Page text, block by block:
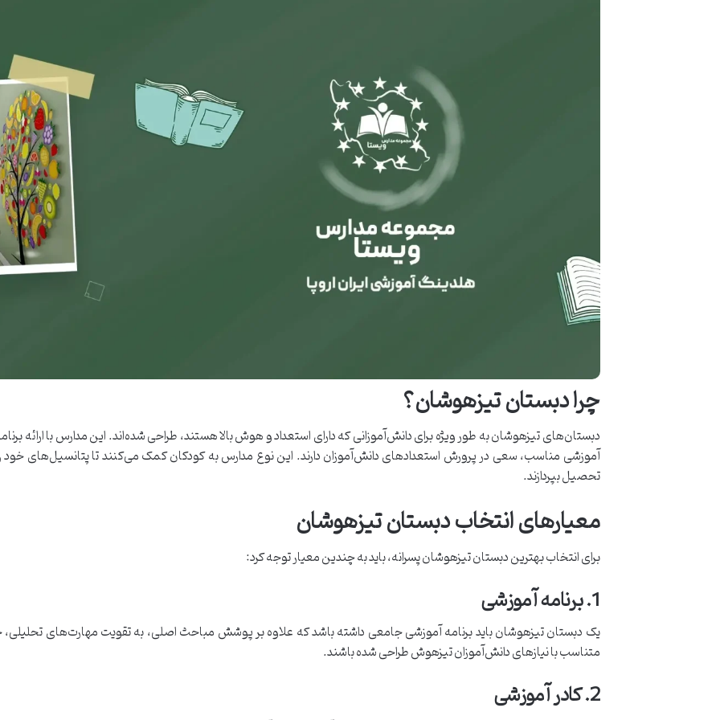
چرا دبستان تیزهوشان؟
دبستان‌های تیزهوشان به طور ویژه برای دانش‌آموزانی که دارای استعداد و هوش بالا هستند، طراحی شده‌اند. این مدارس با
آموزشی مناسب، سعی در پرورش استعدادهای دانش‌آموزان دارند. این نوع مدارس به کودکان کمک می‌کنند تا پتانسیل‌های خود
تحصیل بپردازند.
معیارهای انتخاب دبستان تیزهوشان
برای انتخاب بهترین دبستان تیزهوشان پسرانه، باید به چندین معیار توجه کرد:
1. برنامه آموزشی
یک دبستان تیزهوشان باید برنامه آموزشی جامعی داشته باشد که علاوه بر پوشش مباحث اصلی، به تقویت مهارت‌های تحلیلی،
متناسب با نیازهای دانش‌آموزان تیزهوش طراحی شده باشند.
2. کادر آموزشی